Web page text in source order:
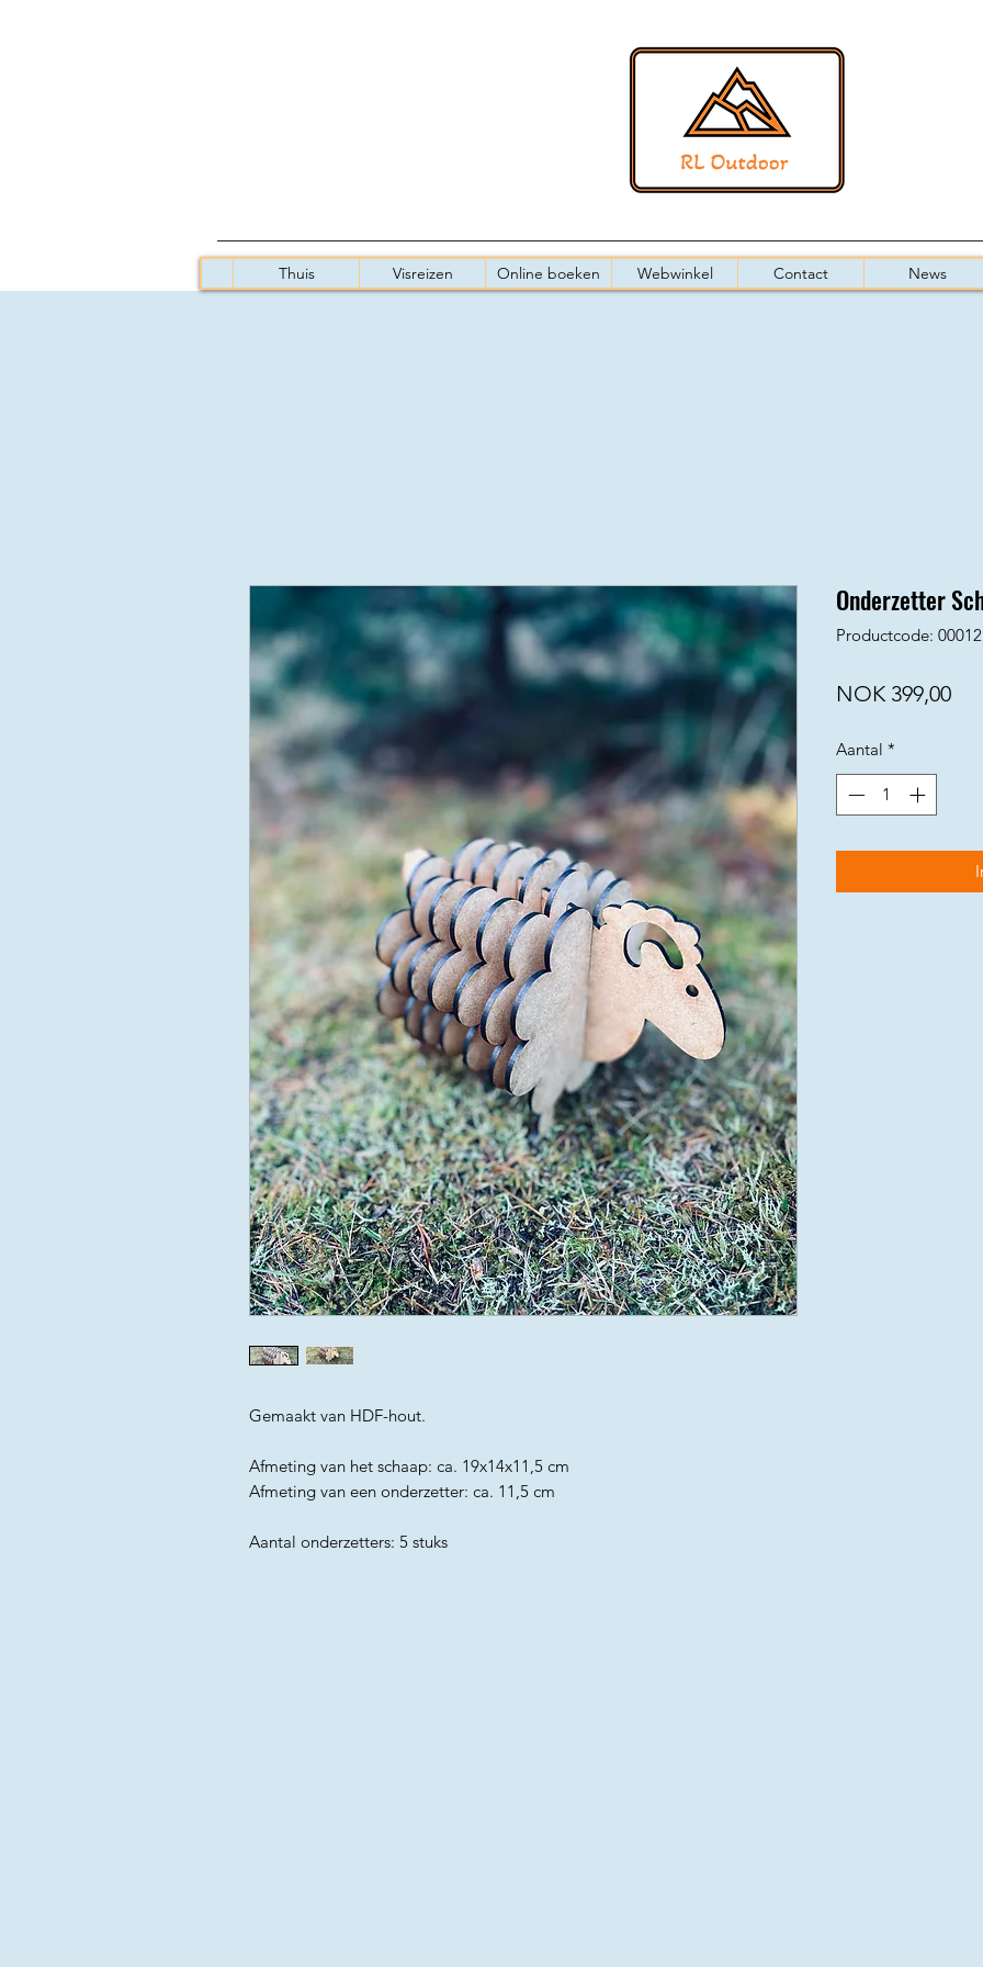
Thuis Visreizen Online boeken Webwinkel Contact News
Gemaakt van HDF-hout.
Afmeting van het schaap: ca. 19x14x11,5 cm
Afmeting van een onderzetter: ca. 11,5 cm
Aantal onderzetters: 5 stuks
Onderzetter
Productcode: 00012
NOK 399,00Prijs
Aantal *